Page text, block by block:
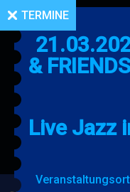
TERMINE
& FRIENDS
Live Jazz
Veranstaltungsort